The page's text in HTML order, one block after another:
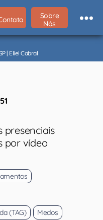
Sobre
Nós
| Eliel Cabral
presenciais
por vídeo
(TAG)
Medos